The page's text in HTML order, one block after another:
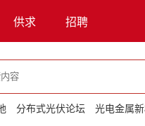
供求 招聘
分布式光伏论坛 光电金属